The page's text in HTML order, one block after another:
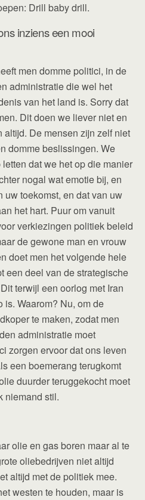
Drill baby drill.
inziens een mooi
men domme politici, in de
administratie die wel het
van het land is. Sorry dat
Dit doen we liever niet en
De mensen zijn zelf niet
domme beslissingen. We
dat we het op die manier
nogal wat emotie bij, en
uw toekomst, en dat van uw
het hart. Puur om vanuit
verkiezingen politiek beleid
de gewone man en vrouw
doet men het volgende hele
een deel van de strategische
terwijl een oorlog met Iran
Waarom? Nu, om de
te maken, zodat men
administratie moet
zorgen ervoor dat ons leven
een boemerang terugkomt
duurder teruggekocht moet
niemand stil.
olie en gas boren maar al te
oliebedrijven niet altijd
altijd met de politiek mee.
westen te houden, maar is